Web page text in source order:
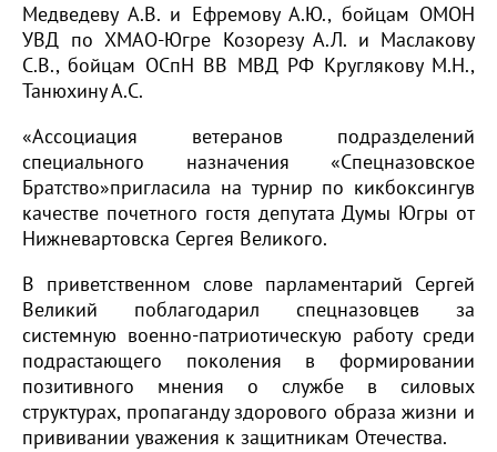
Медведеву А.В. и Ефремову А.Ю., бойцам ОМОН
УВД по ХМАО-Югре Козорезу А.Л. и Маслакову
С.В., бойцам ОСпН ВВ МВД РФ Круглякову М.Н.,
Танюхину А.С.
«Ассоциация ветеранов подразделений
специального назначения «Спецназовское
Братство»пригласила на турнир по кикбоксингув
качестве почетного гостя депутата Думы Югры от
Нижневартовска Сергея Великого.
В приветственном слове парламентарий Сергей
Великий поблагодарил спецназовцев за
системную военно-патриотическую работу среди
подрастающего поколения в формировании
позитивного мнения о службе в силовых
структурах, пропаганду здорового образа жизни и
прививании уважения к защитникам Отечества.